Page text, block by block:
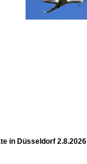
in Düsseldorf 2.8.2026